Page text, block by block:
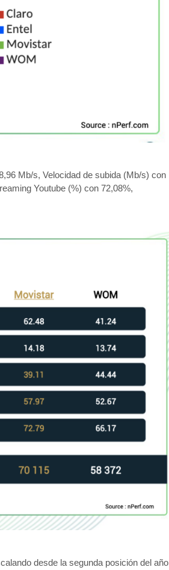
Mb/s, Velocidad de subida (Mb/s) con
Youtube (%) con 72,08%,
desde la segunda posición del año